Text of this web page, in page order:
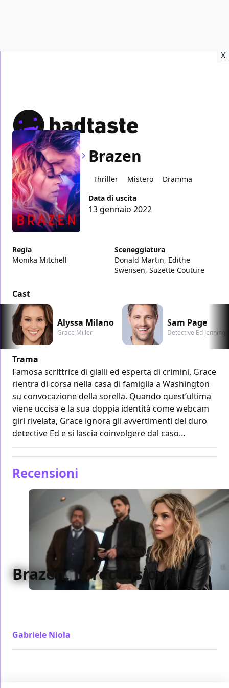
X
Home Film Brazen
Brazen
Thriller Mistero
Dramma
Data di uscita
13 gennaio 2022
Regia
Monika Mitchell
Sceneggiatura
Donald Martin, Edithe
Swensen, Suzette Couture
Cast
Alyssa Milano
Grace Miller
Sam Page
Detective Ed Jennings
Trama
Famosa scrittrice di gialli ed esperta di crimini, Grace
rientra di corsa nella casa di famiglia a Washington
su convocazione della sorella. Quando quest’ultima
viene uccisa e la sua doppia identità come webcam
girl rivelata, Grace ignora gli avvertimenti del duro
detective Ed e si lascia coinvolgere dal caso…
Recensioni
Brazen, la recensione
Gabriele Niola